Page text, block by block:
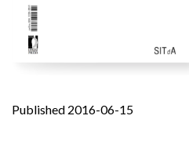
Published 2016-06-15